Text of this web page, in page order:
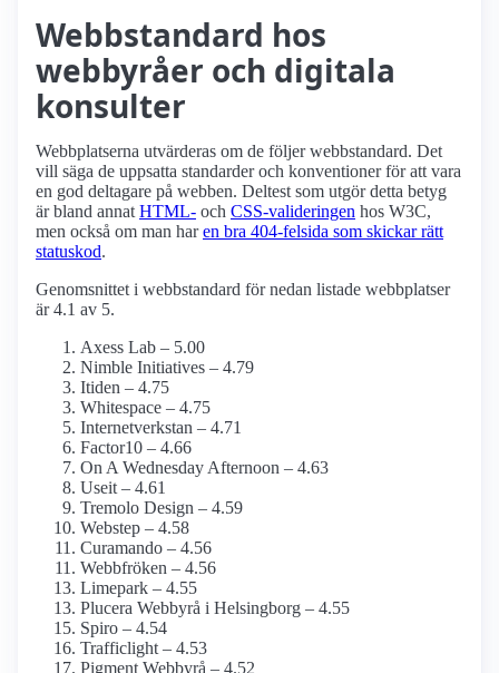
Webbstandard hos
webbyråer och digitala
konsulter
Webbplatserna utvärderas om de följer webbstandard. Det
vill säga de uppsatta standarder och konventioner för att vara
en god deltagare på webben. Deltest som utgör detta betyg
är bland annat HTML- och CSS-valideringen hos W3C,
men också om man haren bra 404-felsida som skickar rätt
statuskod.
Genomsnittet i webbstandard för nedan listade webbplatser
är 4.1 av 5.
Axess Lab – 5.00
Nimble Initiatives – 4.79
Itiden – 4.75
Whitespace – 4.75
Internetverkstan – 4.71
Factor10 – 4.66
On A Wednesday Afternoon – 4.63
Useit – 4.61
Tremolo Design – 4.59
Webstep – 4.58
Curamando – 4.56
Webbfröken – 4.56
Limepark – 4.55
Plucera Webbyrå i Helsingborg – 4.55
Spiro – 4.54
Trafficlight – 4.53
Pigment Webbyrå – 4.52